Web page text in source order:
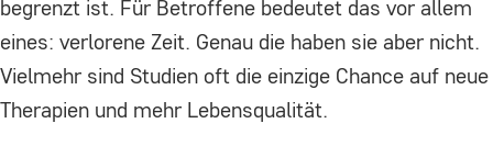
begrenzt ist. Für Betroffene bedeutet das vor allem
eines: verlorene Zeit. Genau die haben sie aber nicht.
Vielmehr sind Studien oft die einzige Chance auf neue
Therapien und mehr Lebensqualität.
Name:
Zweck: